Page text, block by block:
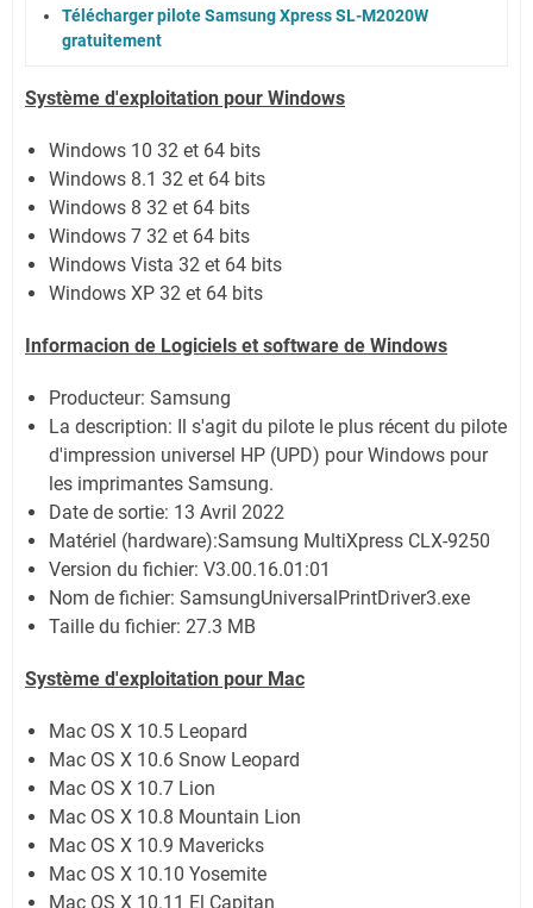
Télécharger pilote Samsung Xpress SL-M2020W
gratuitement
Système d'exploitation pour Windows
Windows 10 32 et 64 bits
Windows 8.1 32 et 64 bits
Windows 8 32 et 64 bits
Windows 7 32 et 64 bits
Windows Vista 32 et 64 bits
Windows XP 32 et 64 bits
Informacion de Logiciels et software de Windows
Producteur: Samsung
La description: Il s'agit du pilote le plus récent du pilote
d'impression universel HP (UPD) pour Windows pour
les imprimantes Samsung.
Date de sortie: 13 Avril 2022
Matériel (hardware):Samsung MultiXpress CLX-9250
Version du fichier: V3.00.16.01:01
Nom de fichier: SamsungUniversalPrintDriver3.exe
Taille du fichier: 27.3 MB
Système d'exploitation pour Mac
Mac OS X 10.5 Leopard
Mac OS X 10.6 Snow Leopard
Mac OS X 10.7 Lion
Mac OS X 10.8 Mountain Lion
Mac OS X 10.9 Mavericks
Mac OS X 10.10 Yosemite
Mac OS X 10.11 El Capitan